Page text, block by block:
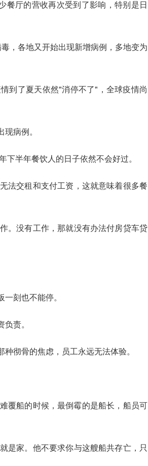
餐厅的营收再次受到了影响，特别是日
，各地又开始出现新增病例，多地变为
到了夏天依然"消停不了"，全球疫情尚
病例。
半年餐饮人的日子依然不会好过。
法交租和支付工资，这就意味着很多餐
。没有工作，那就没有办法付房贷车贷
刻也不能停。
责。
彻骨的焦虑，员工永远无法体验。
覆船的时候，最倒霉的是船长，船员可
是家。他不要求你与这艘船共存亡，只